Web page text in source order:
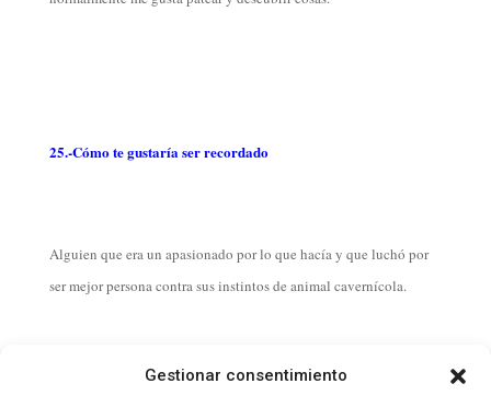
Gestionar consentimiento
25.-Cómo te gustaría ser recordado
Alguien que era un apasionado por lo que hacía y que luchó por
ser mejor persona contra sus instintos de animal cavernícola.